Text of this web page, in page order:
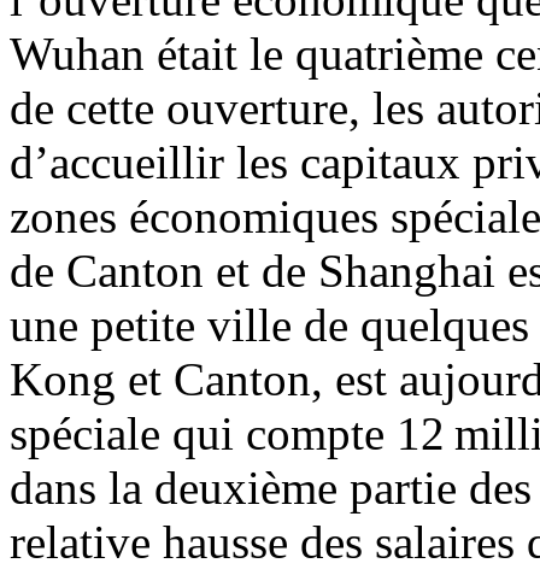
Wuhan était le quatrième
de cette ouverture, les
d’accueillir les capitaux
zones économiques
de Canton et de Shanghai
une petite ville de
Kong et Canton, est
spéciale qui compte 12
dans la deuxième partie
relative hausse des